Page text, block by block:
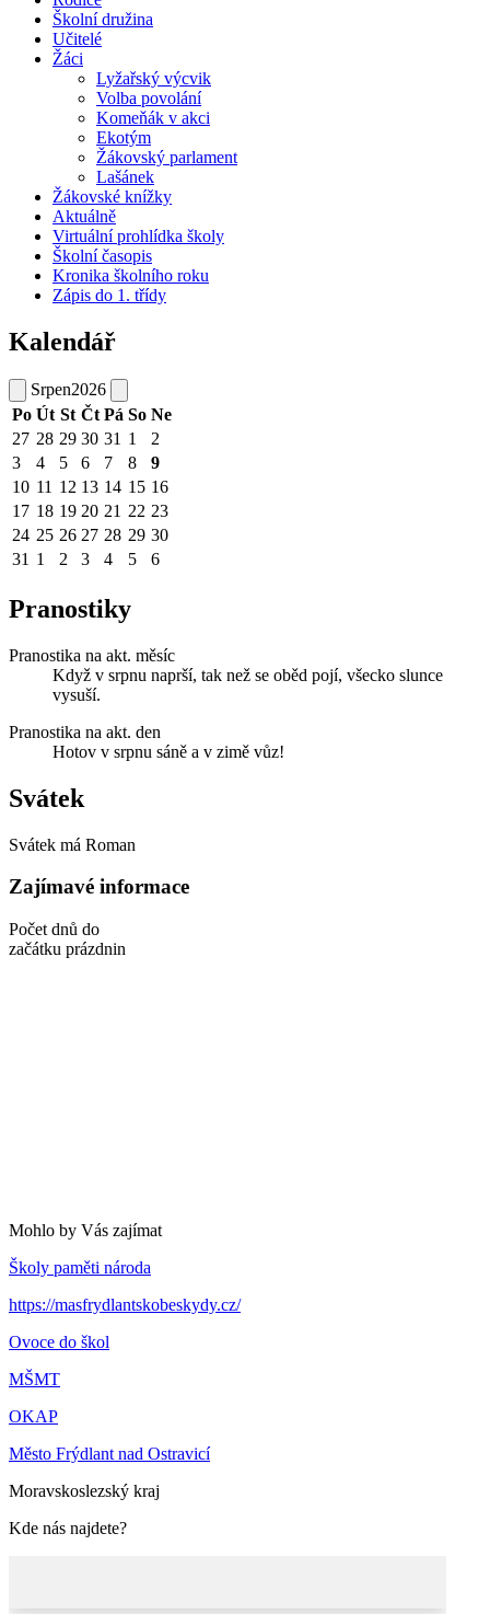
Školní družina
Učitelé
Žáci
Lyžařský výcvik
Volba povolání
Komeňák v akci
Ekotým
Žákovský parlament
Lašánek
Žákovské knížky
Aktuálně
Virtuální prohlídka školy
Školní časopis
Kronika školního roku
Zápis do 1. třídy
Kalendář
Srpen2026
Po Út St Čt Pá So Ne
27 28 29 30 31 1
2
3
4 5 6 7 8
9
10 11 12 13 14 15 16
17 18 19 20 21 22 23
24 25 26 27 28 29 30
31 1 2 3 4 5 6
Pranostiky
Pranostika na akt. měsíc
Když v srpnu naprší, tak než se oběd pojí, všecko slunce
vysuší.
Pranostika na akt. den
Hotov v srpnu sáně a v zimě vůz!
Svátek
Svátek má Roman
Zajímavé informace
Počet dnů do
začátku prázdnin
Mohlo by Vás zajímat
Školy paměti národa
https://masfrydlantskobeskydy.cz/
Ovoce do škol
MŠMT
OKAP
Město Frýdlant nad Ostravicí
Moravskoslezský kraj
Kde nás najdete?